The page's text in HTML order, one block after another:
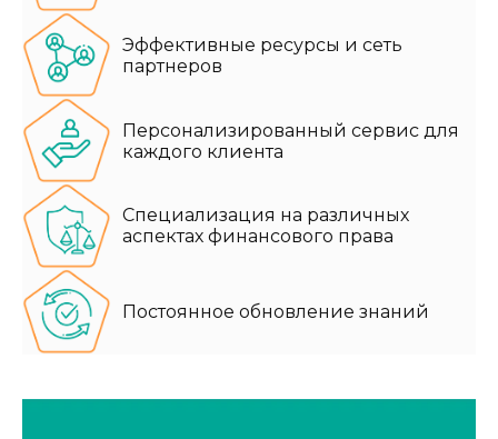
Эффективные ресурсы и сеть
партнеров
Персонализированный сервис для
каждого клиента
Специализация на различных
аспектах финансового права
Постоянное обновление знаний